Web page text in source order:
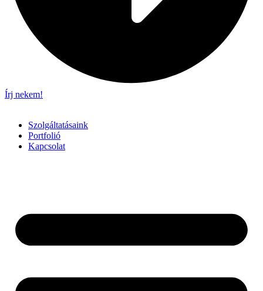
Írj nekem!
Szolgáltatásaink
Portfolió
Kapcsolat